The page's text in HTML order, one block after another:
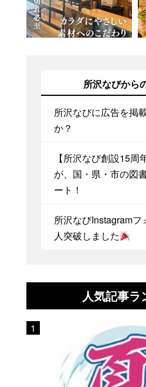
所沢なびから
所沢なびに広告を掲
か？
【所沢なび創設15周
が、国・県・市の図
ート！
所沢なびInstagramフ
人突破しました
人気記事ラ